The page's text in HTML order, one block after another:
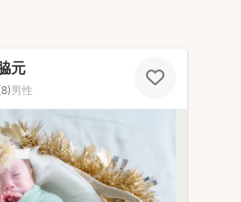
元
8)男性